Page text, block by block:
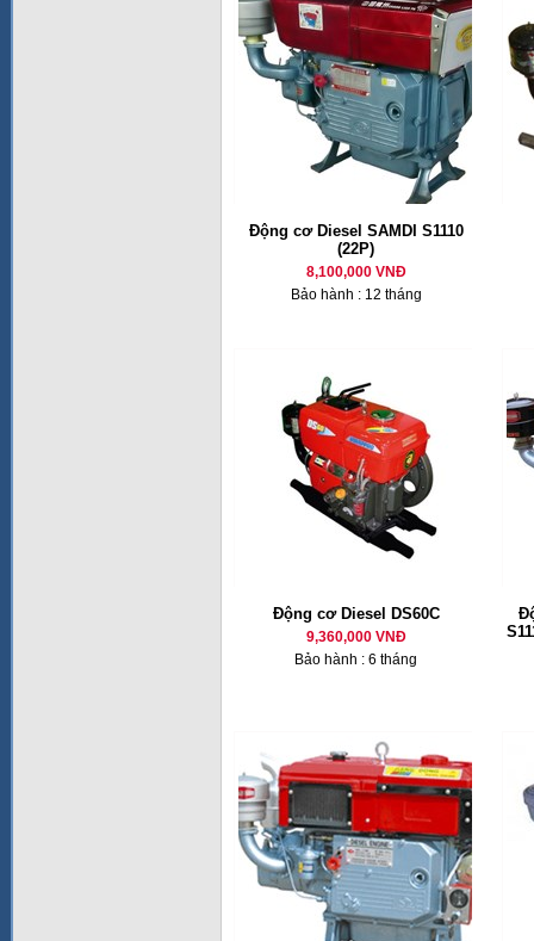
Động cơ Diesel SAMDI S1110
(22P)
8,100,000 VNĐ
Bảo hành : 12 tháng
Động cơ Diesel DS60C
9,360,000 VNĐ
Bảo hành : 6 tháng